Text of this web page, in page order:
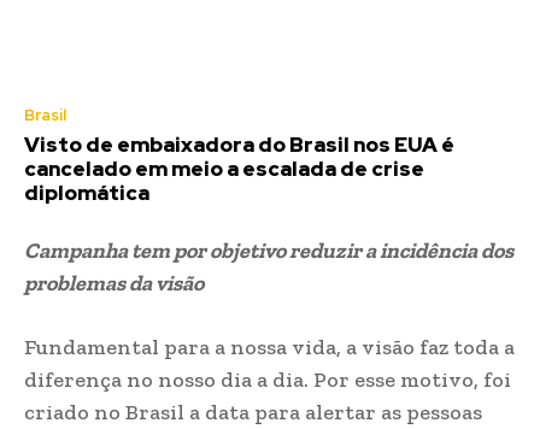
Brasil
Visto de embaixadora do Brasil nos EUA é
cancelado em meio a escalada de crise
diplomática
Campanha tem por objetivo reduzir a incidência dos
problemas da visão
Fundamental para a nossa vida, a visão faz toda a
diferença no nosso dia a dia. Por esse motivo, foi
criado no Brasil a data para alertar as pessoas